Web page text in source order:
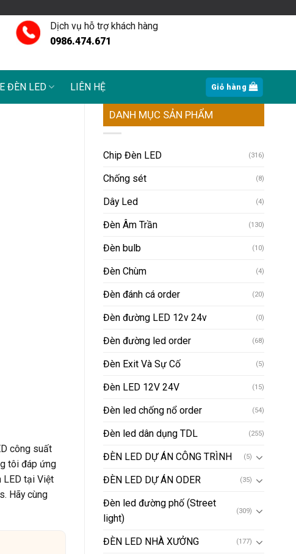
Dịch vụ hỗ trợ khách hàng
0986.474.671
ĐÈN LED LIÊN HỆ Giỏ hàng
công suất
tôi đáp ứng
LED tại Việt
Hãy cùng
DANH MỤC SẢN PHẨM
Chip Đèn LED (316)
Chống sét (8)
Dây Led (4)
Đèn Âm Trần (130)
Đèn bulb (10)
Đèn Chùm (4)
Đèn đánh cá order (20)
Đèn đường LED 12v 24v (0)
Đèn đường led order (68)
Đèn Exit Và Sự Cố (5)
Đèn LED 12V 24V (15)
Đèn led chống nổ order (54)
Đèn led dân dụng TDL (255)
ĐÈN LED DỰ ÁN CÔNG TRÌNH (5)
ĐÈN LED DỰ ÁN ODER (35)
Đèn led đường phố (Street
light)
(309)
ĐÈN LED NHÀ XƯỞNG (177)